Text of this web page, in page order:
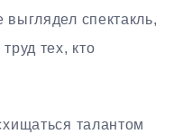
спектакль,
тех, кто
талантом